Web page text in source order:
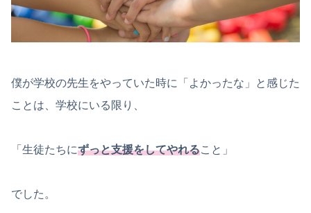
僕が学校の先生をやっていた時に「よかったな」と感じた
ことは、学校にいる限り、
「生徒たちにずっと支援をしてやれること」
でした。